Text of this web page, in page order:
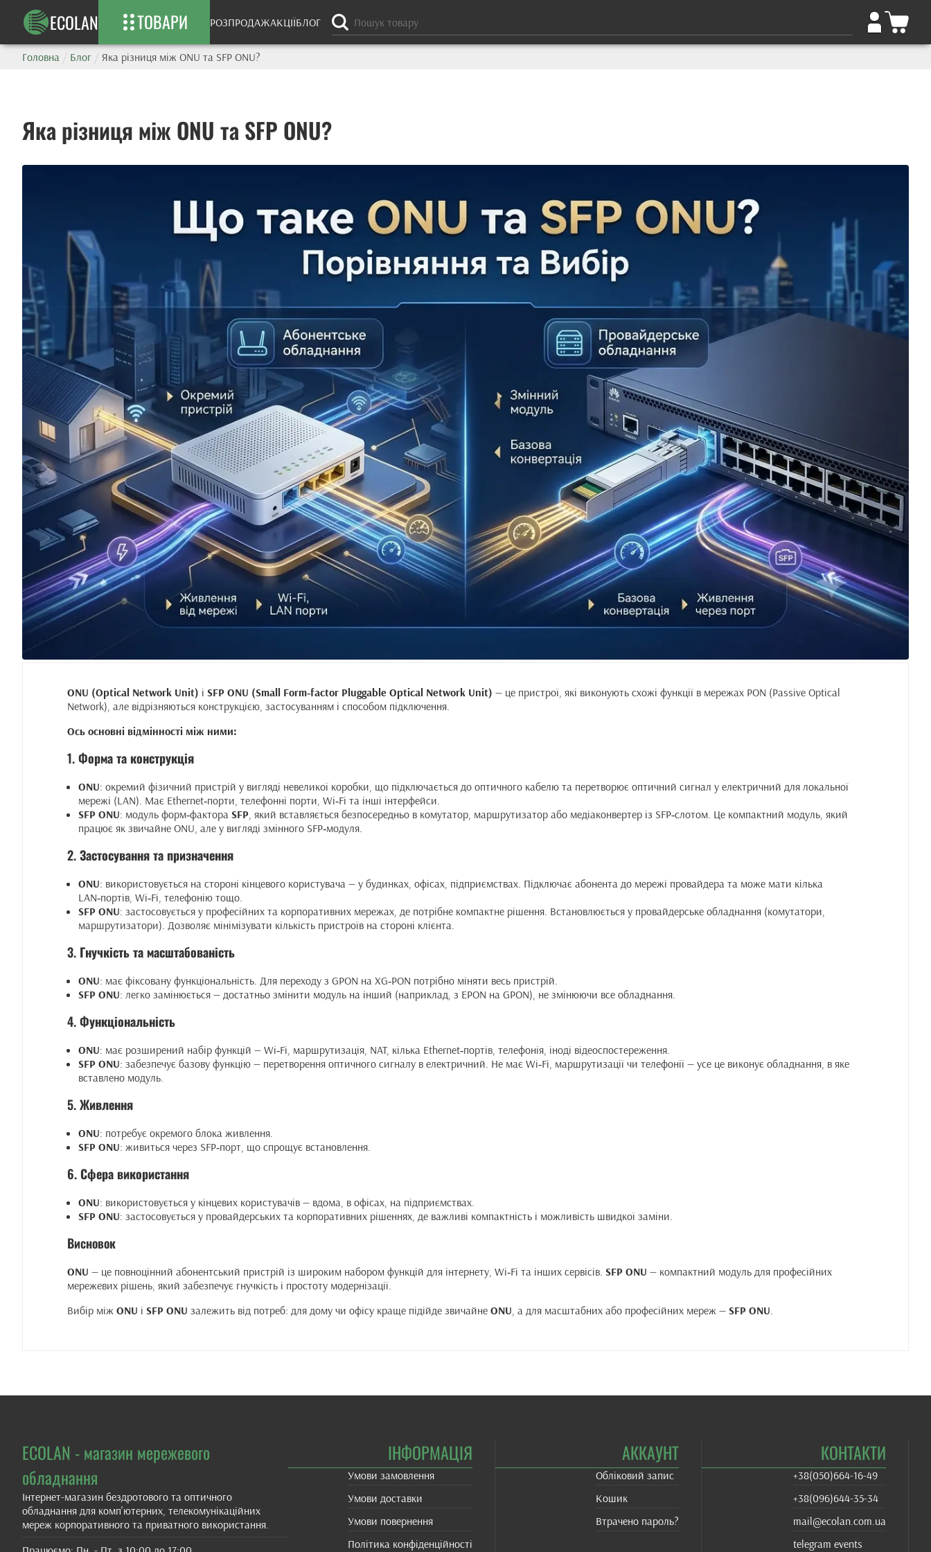
ECOLAN ТОВАРИ РОЗПРОДАЖАКЦІЇБЛОГ
Головна / Блог / Яка різниця між ONU та SFP ONU?
Яка різниця між ONU та SFP ONU?
ONU (Optical Network Unit) і SFP ONU (Small Form‑factor Pluggable Optical Network Unit) — це пристрої, які виконують схожі функції в мережах PON (Passive Optical
Network), але відрізняються конструкцією, застосуванням і способом підключення.
Ось основні відмінності між ними:
1.Форма та конструкція
ONU: окремий фізичний пристрій у вигляді невеликої коробки, що підключається до оптичного кабелю та перетворює оптичний сигнал у електричний для локальної
мережі (LAN). Має Ethernet‑порти, телефонні порти, Wi‑Fi та інші інтерфейси.
SFP ONU: модуль форм‑фактора SFP , який вставляється безпосередньо в комутатор, маршрутизатор або медіаконвертер із SFP‑слотом. Це компактний модуль, який
працює як звичайне ONU, але у вигляді змінного SFP‑модуля.
2.Застосування та призначення
ONU: використовується на стороні кінцевого користувача — у будинках, офісах, підприємствах. Підключає абонента до мережі провайдера та може мати кілька
LAN‑портів, Wi‑Fi, телефонію тощо.
SFP ONU: застосовується у професійних та корпоративних мережах, де потрібне компактне рішення. Встановлюється у провайдерське обладнання (комутатори,
маршрутизатори). Дозволяє мінімізувати кількість пристроїв на стороні клієнта.
3. Гнучкість та масштабованість
ONU: має фіксовану функціональність. Для переходу з GPON на XG‑PON потрібно міняти весь пристрій.
SFP ONU: легко замінюється — достатньо змінити модуль на інший (наприклад, з EPON на GPON), не змінюючи все обладнання.
4.Функціональність
ONU: має розширений набір функцій — Wi‑Fi, маршрутизація, NAT, кілька Ethernet‑портів, телефонія, іноді відеоспостереження.
SFP ONU: забезпечує базову функцію — перетворення оптичного сигналу в електричний. Не має Wi‑Fi, маршрутизації чи телефонії — усе це виконує обладнання, в яке
вставлено модуль.
5.Живлення
ONU: потребує окремого блока живлення.
SFP ONU: живиться через SFP‑порт, що спрощує встановлення.
6.Сфера використання
ONU: використовується у кінцевих користувачів — вдома, в офісах, на підприємствах.
SFP ONU: застосовується у провайдерських та корпоративних рішеннях, де важливі компактність і можливість швидкої заміни.
Висновок
ONU — це повноцінний абонентський пристрій із широким набором функцій для інтернету, Wi‑Fi та інших сервісів. SFP ONU — компактний модуль для професійних
мережевих рішень, який забезпечує гнучкість і простоту модернізації.
Вибір між ONU і SFP ONU залежить від потреб: для дому чи офісу краще підійде звичайне ONU , а для масштабних або професійних мереж — SFP ONU
ECOLAN - магазин мережевого
обладнання
Інтернет-магазин бездротового та оптичного
обладнання для комп'ютерних, телекомунікаційних
мереж корпоративного та приватного використання.
ІНФОРМАЦІЯ
Умови замовлення
Умови доставки
Умови повернення
Політика конфіденційності
АККАУНТ
Обліковий запис
Кошик
Втрачено пароль?
КОНТАКТИ
+38(‎050)664-16-49
+38‎(096)644-35-34
mail@ecolan.com.ua
telegram events